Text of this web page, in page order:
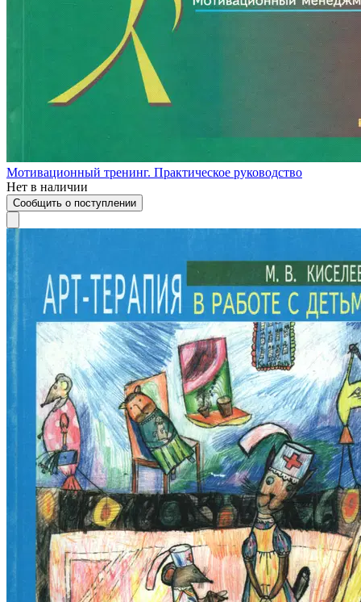
Мотивационный тренинг. Практическое руководство
Нет в наличии
Сообщить о поступлении